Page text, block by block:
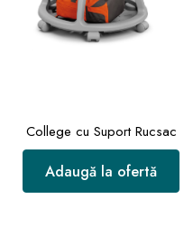
College cu Suport Rucsac
Adaugă la ofertă